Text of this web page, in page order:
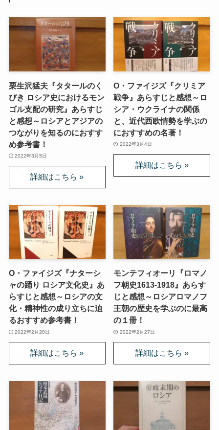
栗生沢猛夫『タタールのく
びき ロシア史におけるモン
ゴル支配の研究』あらすじ
と感想～ロシアとアジアの
つながりを知るのにおすす
め参考書！
2022年3月5日
O・ファイジズ『クリミア
戦争』あらすじと感想～ロ
シア・ウクライナの関係
と、近代西欧情勢を学ぶの
におすすめの名著！
2022年3月4日
O・ファイジズ『ナターシ
ャの踊り ロシア文化史』あ
らすじと感想～ロシアの文
化・精神性の成り立ちに迫
るおすすめ参考書！
2022年2月28日
モンテフィオーリ『ロマノ
フ朝史1613-1918』あらす
じと感想～ロシアロマノフ
王朝の歴史を学ぶのに最高
の１冊！
2022年2月27日